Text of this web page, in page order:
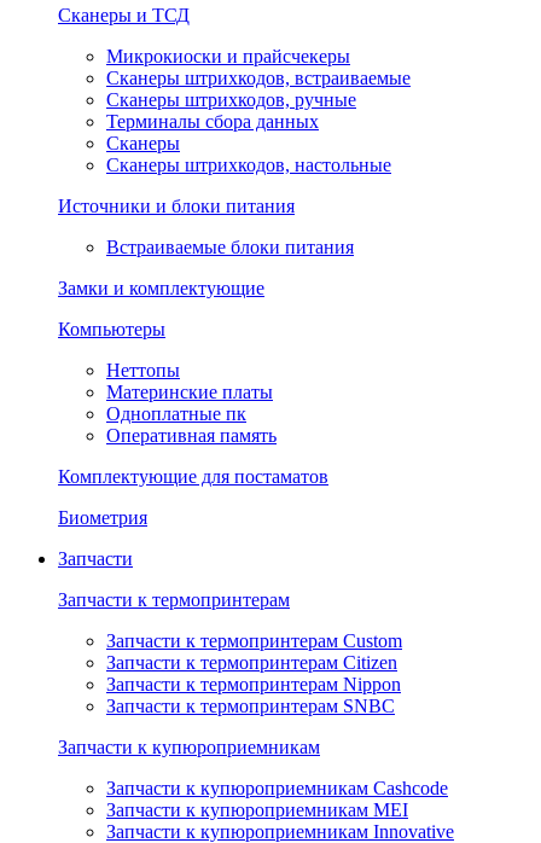
Сканеры и ТСД
Микрокиоски и прайсчекеры
Сканеры штрихкодов, встраиваемые
Сканеры штрихкодов, ручные
Терминалы сбора данных
Сканеры
Сканеры штрихкодов, настольные
Источники и блоки питания
Встраиваемые блоки питания
Замки и комплектующие
Компьютеры
Неттопы
Материнские платы
Одноплатные пк
Оперативная память
Комплектующие для постаматов
Биометрия
Запчасти
Запчасти к термопринтерам
Запчасти к термопринтерам Custom
Запчасти к термопринтерам Citizen
Запчасти к термопринтерам Nippon
Запчасти к термопринтерам SNBC
Запчасти к купюроприемникам
Запчасти к купюроприемникам Cashcode
Запчасти к купюроприемникам MEI
Запчасти к купюроприемникам Innovative